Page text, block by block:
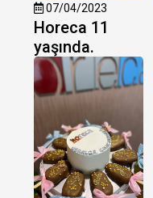
07/04/2023
Horeca 11
yaşında.